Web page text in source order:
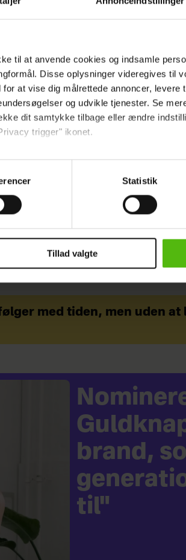
til at anvende cookies og indsamle
Disse oplysninger videregives til
at vise dig målrettede annoncer, levere
og udvikle tjenester. Se
dit samtykke tilbage eller ændre
trigger" ikonet.
data for at kunne levere og finansiere
til at at optimere dit besøg på
Statistik
Tillad valgte
dit tøj på en smart måde, så
Skriv og fortæl!
med tiden, men uden at
brand,
til"